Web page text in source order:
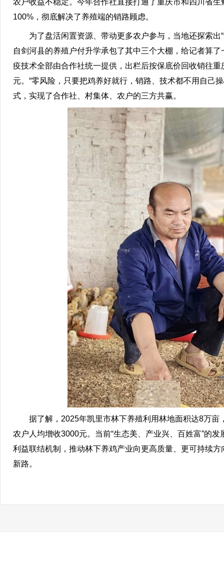
农户收益不稳定。今年合作社直接打通了重庆市和四川省
100%，彻底解决了养殖端的销路顾虑。
为了盘活闲置资源、带动更多农户参与，当地还探索出“
自剑河县的养殖户付升学承包了其中三个大棚，给记者算
疫技术全部由合作社统一提供，出栏后按保底价回收销往
元。“零风险，只要把鸡养好就行，销路、技术都不用自己
式，实现了合作社、村集体、农户的三方共赢。
据了解，2025年凯里市林下养殖利用林地面积达8万亩
农户人均增收3000元。当前“生态美、产业兴、百姓富”的
利益联结机制，推动林下养鸡产业向更高质量、更可持续
新路。